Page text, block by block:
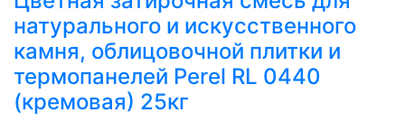
натурального и искусственного
камня, облицовочной плитки и
термопанелей Perel RL 0440
(кремовая) 25кг